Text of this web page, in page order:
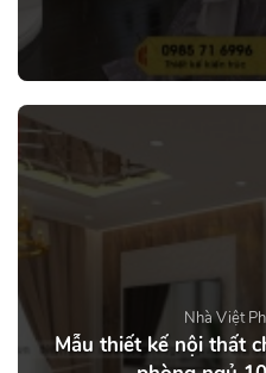
Nhà Việt
Mẫu thiết kế nội thất